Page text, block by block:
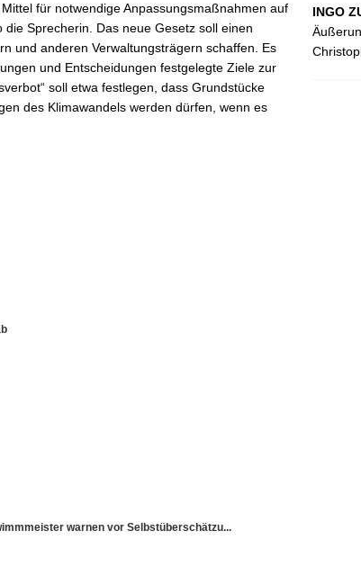
für notwendige Anpassungsmaßnahmen auf
Sprecherin. Das neue Gesetz soll einen
und anderen Verwaltungsträgern schaffen. Es
und Entscheidungen festgelegte Ziele zur
soll etwa festlegen, dass Grundstücke
des Klimawandels werden dürfen, wenn es
warnen vor Selbstüberschätzu...
INGO